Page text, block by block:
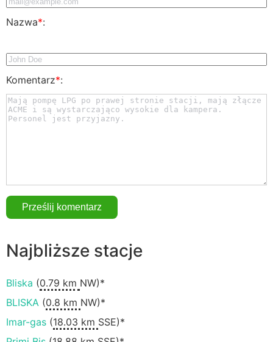
Nazwa*:
Komentarz*:
Najbliższe stacje
Bliska (0.79 km NW)*
BLISKA (0.8 km NW)*
Imar-gas (18.03 km SSE)*